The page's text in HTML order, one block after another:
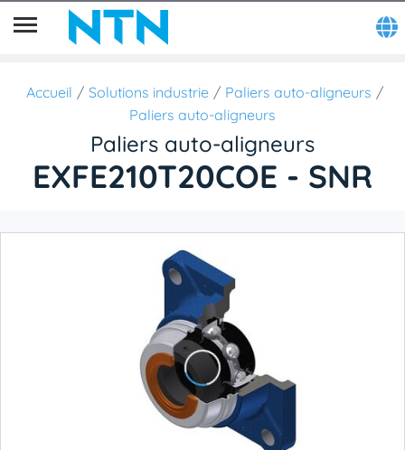
Accueil Solutions industrie
Paliers auto-aligneurs
Paliers auto-aligneurs
Paliers auto-aligneurs
EXFE210T20COE - SNR